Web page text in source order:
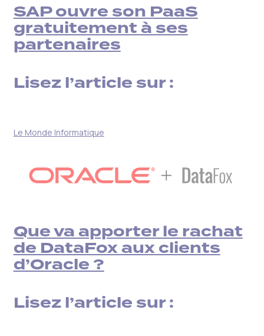
SAP ouvre son PaaS
gratuitement à ses
partenaires
Lisez l’article sur :
Le Monde Informatique
Que va apporter le rachat
de DataFox aux clients
d’Oracle ?
Lisez l’article sur :